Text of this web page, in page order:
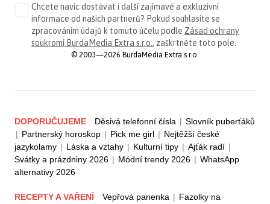
Chcete navíc dostávat i další zajímavé a exkluzivní
informace od našich partnerů? Pokud souhlasíte se
zpracováním údajů k tomuto účelu podle Zásad ochrany
soukromí BurdaMedia Extra s.r.o., zaškrtněte toto pole.
© 2003—2026 BurdaMedia Extra s.r.o.
DOPORUČUJEME Děsivá telefonní čísla | Slovník puberťáků
| Partnerský horoskop | Pick me girl | Nejtěžší české
jazykolamy | Láska a vztahy | Kulturní tipy | Ajťák radí |
Svátky a prázdniny 2026 | Módní trendy 2026 | WhatsApp
alternativy 2026
RECEPTY A VAŘENÍ Vepřová panenka | Fazolky na